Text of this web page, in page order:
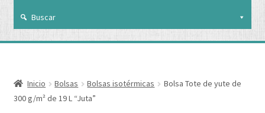
Buscar
Nuestra empresa
el
Catálogo
Inicio Bolsas Bolsas isotérmicas
Bolsa Tote de yute de
300 g/m² de 19 L “Juta”